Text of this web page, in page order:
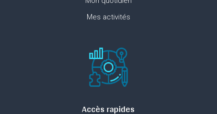
Mes activités
Accès rapides